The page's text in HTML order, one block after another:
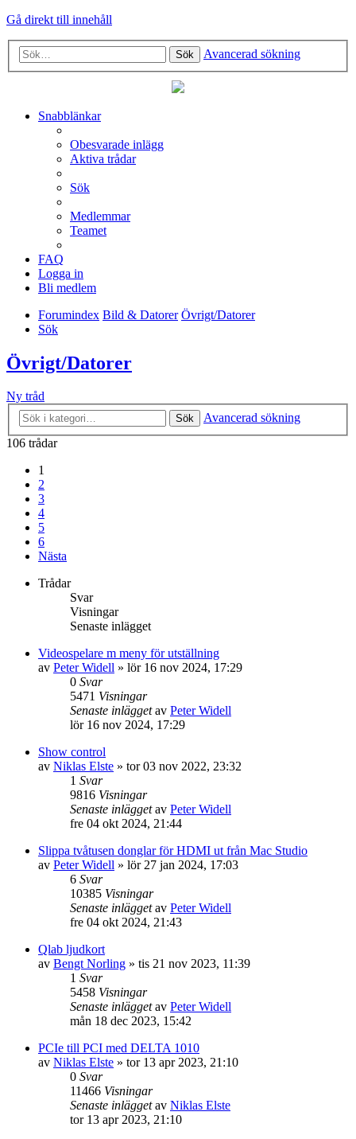
Gå direkt till innehåll
Sök Avancerad sökning
Snabblänkar
Obesvarade inlägg
Aktiva trådar
Sök
Medlemmar
Teamet
FAQ
Logga in
Bli medlem
Forumindex Bild & Datorer Övrigt/Datorer
Sök
Övrigt/Datorer
Ny tråd
Sök
Avancerad sökning
106 trådar
1
2
3
4
5
6
Nästa
Trådar
Svar
Visningar
Senaste inlägget
Videospelare m meny för utställning
av Peter Widell » lör 16 nov 2024, 17:29
0 Svar
5471 Visningar
Senaste inläggetav Peter Widell
lör 16 nov 2024, 17:29
Show control
av Niklas Elste » tor 03 nov 2022, 23:32
1 Svar
9816 Visningar
Senaste inläggetav Peter Widell
fre 04 okt 2024, 21:44
Slippa tvåtusen donglar för HDMI ut från Mac Studio
av Peter Widell » lör 27 jan 2024, 17:03
6 Svar
10385 Visningar
Senaste inläggetav Peter Widell
fre 04 okt 2024, 21:43
Qlab ljudkort
av Bengt Norling » tis 21 nov 2023, 11:39
1 Svar
5458 Visningar
Senaste inläggetav Peter Widell
mån 18 dec 2023, 15:42
PCIe till PCI med DELTA 1010
av Niklas Elste » tor 13 apr 2023, 21:10
0 Svar
11466 Visningar
Senaste inläggetav Niklas Elste
tor 13 apr 2023, 21:10